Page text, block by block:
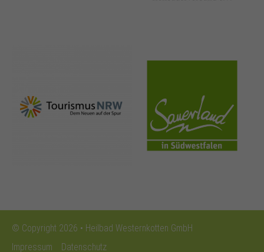
nrw-
tourismus.de
sauerland.co
m
© Copyright 2026 • Heilbad Westernkotten GmbH
Impressum
Datenschutz